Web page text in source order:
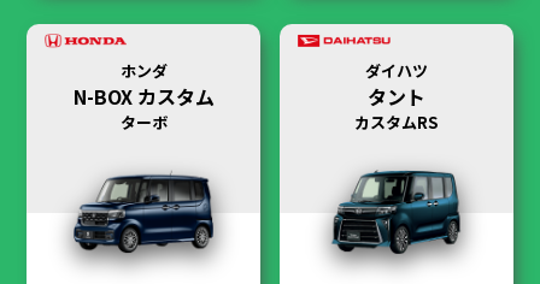
ホンダ
N-BOX カスタム
ターボ
ダイハツ
タント
カスタムRS